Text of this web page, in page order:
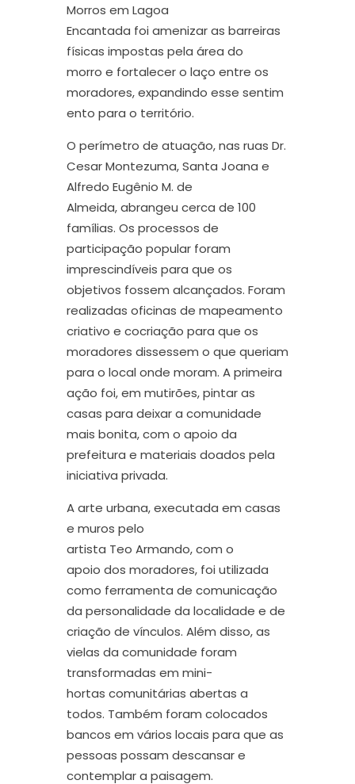
Morros em Lagoa
Encantada foi amenizar as barreiras
físicas impostas pela área do
morro e fortalecero laço entre os
moradores,expandindo esse sentim
ento para o território.
O perímetro de atuação, nas ruas Dr.
Cesar Montezuma,Santa Joana e
Alfredo Eugênio M. de
Almeida,abrangeu cerca de 100
famílias. Os processos de
participação popular foram
imprescindíveis para que os
objetivos fossem alcançados. Foram
realizadas oficinas de mapeamento
criativo e cocriação para que os
moradores dissessem o que queriam
para o local onde moram. A primeira
ação foi, em mutirões, pintar as
casas para deixar a comunidade
mais bonita,com o apoio da
prefeitura e materiais doados pela
iniciativa privada.
A arte urbana, executada em casas
e muros pelo
artista Teo Armando,com o
apoio dos moradores, foi utilizada
como ferramenta de comunicação
da personalidade da localidade e de
criação de vínculos. Além disso, as
vielas da comunidade foram
transformadas em mini-
hortas comunitárias abertas a
todos. Também foram colocados
bancos em vários locais para que as
pessoas possam descansar e
contemplar a paisagem.